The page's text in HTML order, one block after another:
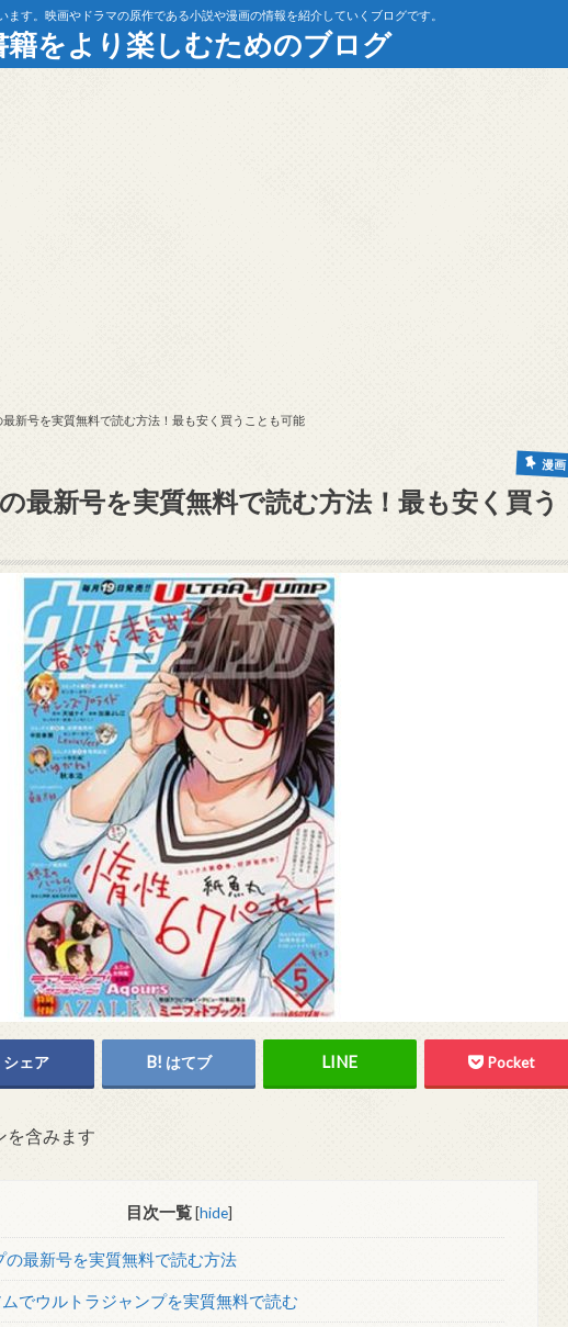
す。映画やドラマの原作である小説や漫画の情報を紹介していくブログです。
籍をより楽しむためのブログ
新号を実質無料で読む方法！最も安く買うことも可能
漫画
最新号を実質無料で読む方法！最も安く買う
シェア はてブ Pocket
を含みます
目次一覧 [hide]
の最新号を実質無料で読む方法
でウルトラジャンプを実質無料で読む